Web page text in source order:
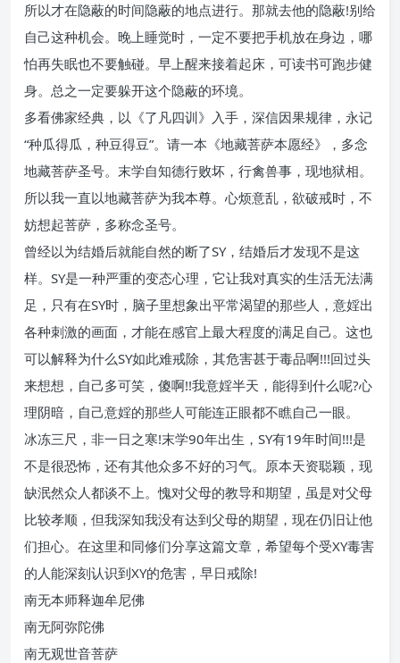
所以才在隐蔽的时间隐蔽的地点进行。那就去他的隐蔽!别给
自己这种机会。晚上睡觉时，一定不要把手机放在身边，哪
怕再失眠也不要触碰。早上醒来接着起床，可读书可跑步健
身。总之一定要躲开这个隐蔽的环境。
多看佛家经典，以《了凡四训》入手，深信因果规律，永记
“种瓜得瓜，种豆得豆”。请一本《地藏菩萨本愿经》，多念
地藏菩萨圣号。末学自知德行败坏，行禽兽事，现地狱相。
所以我一直以地藏菩萨为我本尊。心烦意乱，欲破戒时，不
妨想起菩萨，多称念圣号。
曾经以为结婚后就能自然的断了SY，结婚后才发现不是这
样。SY是一种严重的变态心理，它让我对真实的生活无法满
足，只有在SY时，脑子里想象出平常渴望的那些人，意婬出
各种刺激的画面，才能在感官上最大程度的满足自己。这也
可以解释为什么SY如此难戒除，其危害甚于毒品啊!!!回过头
来想想，自己多可笑，傻啊!!我意婬半天，能得到什么呢?心
理阴暗，自己意婬的那些人可能连正眼都不瞧自己一眼。
冰冻三尺，非一日之寒!末学90年出生，SY有19年时间!!!是
不是很恐怖，还有其他众多不好的习气。原本天资聪颖，现
缺泯然众人都谈不上。愧对父母的教导和期望，虽是对父母
比较孝顺，但我深知我没有达到父母的期望，现在仍旧让他
们担心。在这里和同修们分享这篇文章，希望每个受XY毒害
的人能深刻认识到XY的危害，早日戒除!
南无本师释迦牟尼佛
南无阿弥陀佛
南无观世音菩萨